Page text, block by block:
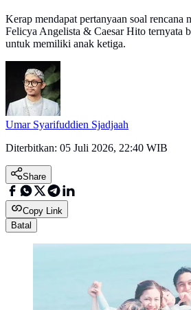
Kerap mendapat pertanyaan soal rencana
Felicya Angelista & Caesar Hito ternyata
untuk memiliki anak ketiga.
Umar Syarifuddien Sjadjaah
Diterbitkan: 05 Juli 2026, 22:40 WIB
Share
Copy Link
Batal